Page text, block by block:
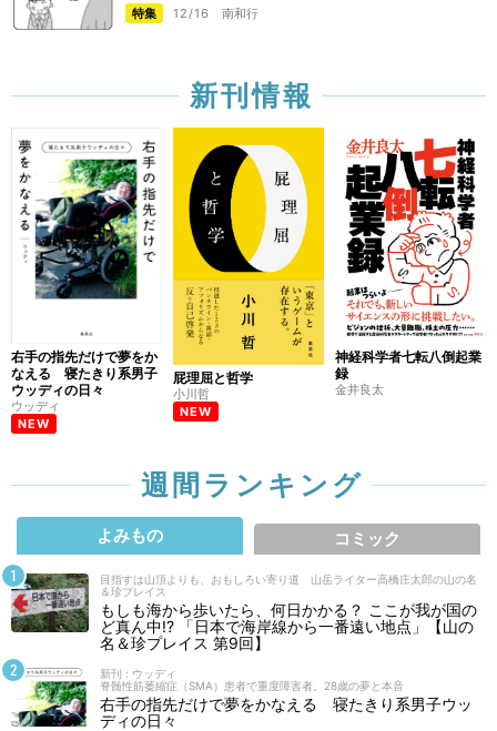
特集 12/16 南和行
新刊情報
右手の指先だけで夢をか
なえる 寝たきり系男子
ウッディの日々
ウッディ
NEW
屁理屈と哲学
小川哲
NEW
神経科学者七転八倒起業
録
金井良太
週間ランキング
よみもの コミック
目指すは山頂よりも、おもしろい寄り道 山岳ライター高橋庄太郎の山の名
＆珍プレイス
もしも海から歩いたら、何日かかる？ ここが我が国の
ど真ん中!? 「日本で海岸線から一番遠い地点」【山の
名＆珍プレイス 第9回】
新刊 : ウッディ
脊髄性筋萎縮症（SMA）患者で重度障害者。28歳の夢と本音
右手の指先だけで夢をかなえる 寝たきり系男子ウッ
ディの日々